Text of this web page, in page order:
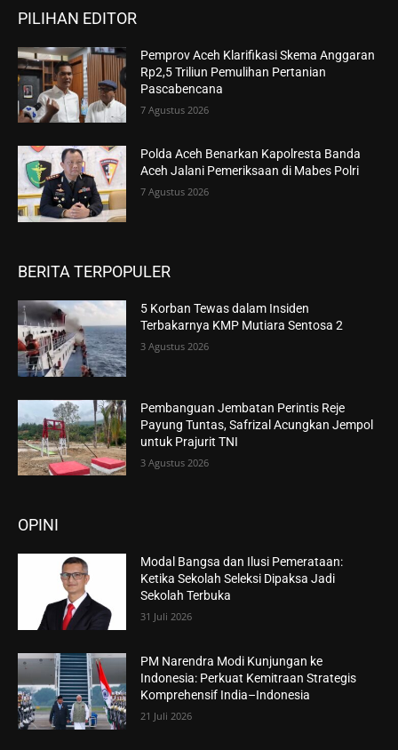
PILIHAN EDITOR
Pemprov Aceh Klarifikasi Skema Anggaran
Rp2,5 Triliun Pemulihan Pertanian
Pascabencana
7 Agustus 2026
Polda Aceh Benarkan Kapolresta Banda
Aceh Jalani Pemeriksaan di Mabes Polri
7 Agustus 2026
BERITA TERPOPULER
5 Korban Tewas dalam Insiden
Terbakarnya KMP Mutiara Sentosa 2
3 Agustus 2026
Pembanguan Jembatan Perintis Reje
Payung Tuntas, Safrizal Acungkan Jempol
untuk Prajurit TNI
3 Agustus 2026
OPINI
Modal Bangsa dan Ilusi Pemerataan:
Ketika Sekolah Seleksi Dipaksa Jadi
Sekolah Terbuka
31 Juli 2026
PM Narendra Modi Kunjungan ke
Indonesia: Perkuat Kemitraan Strategis
Komprehensif India–Indonesia
21 Juli 2026